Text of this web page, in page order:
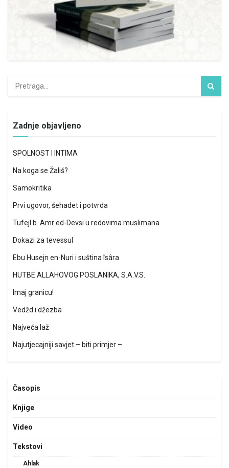
Zadnje objavljeno
SPOLNOST I INTIMA
Na koga se Žališ?
Samokritika
Prvi ugovor, šehadet i potvrda
Tufejl b. Amr ed-Devsi u redovima muslimana
Dokazi za tevessul
Ebu Husejn en-Nuri i suština îsâra
HUTBE ALLAHOVOG POSLANIKA, S.A.V.S.
Imaj granicu!
Vedžd i džezba
Najveća laž
Najutjecajniji savjet – biti primjer –
Časopis
Knjige
Video
Tekstovi
Ahlak